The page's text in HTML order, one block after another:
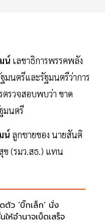
น์ เลขาธิการพรรคพลัง
มนตรีและรัฐมนตรีว่าการ
ตรวจสอบพบว่า ขาด
มนตรี
น์ ลูกชายของ นายสันติ
ข (รมว.สธ.) แทน
ตัว ‘บิ๊กเล็ก’ นั่ง
ให้อำนาจเบ็ดเสร็จ